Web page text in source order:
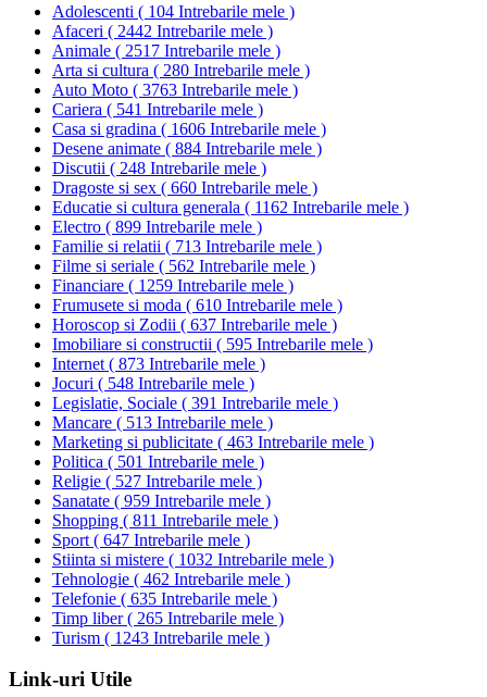
Adolescenti ( 104 Intrebarile mele )
Afaceri ( 2442 Intrebarile mele )
Animale ( 2517 Intrebarile mele )
Arta si cultura ( 280 Intrebarile mele )
Auto Moto ( 3763 Intrebarile mele )
Cariera ( 541 Intrebarile mele )
Casa si gradina ( 1606 Intrebarile mele )
Desene animate ( 884 Intrebarile mele )
Discutii ( 248 Intrebarile mele )
Dragoste si sex ( 660 Intrebarile mele )
Educatie si cultura generala ( 1162 Intrebarile mele )
Electro ( 899 Intrebarile mele )
Familie si relatii ( 713 Intrebarile mele )
Filme si seriale ( 562 Intrebarile mele )
Financiare ( 1259 Intrebarile mele )
Frumusete si moda ( 610 Intrebarile mele )
Horoscop si Zodii ( 637 Intrebarile mele )
Imobiliare si constructii ( 595 Intrebarile mele )
Internet ( 873 Intrebarile mele )
Jocuri ( 548 Intrebarile mele )
Legislatie, Sociale ( 391 Intrebarile mele )
Mancare ( 513 Intrebarile mele )
Marketing si publicitate ( 463 Intrebarile mele )
Politica ( 501 Intrebarile mele )
Religie ( 527 Intrebarile mele )
Sanatate ( 959 Intrebarile mele )
Shopping ( 811 Intrebarile mele )
Sport ( 647 Intrebarile mele )
Stiinta si mistere ( 1032 Intrebarile mele )
Tehnologie ( 462 Intrebarile mele )
Telefonie ( 635 Intrebarile mele )
Timp liber( 265 Intrebarile mele )
Turism ( 1243 Intrebarile mele )
Link-uri Utile